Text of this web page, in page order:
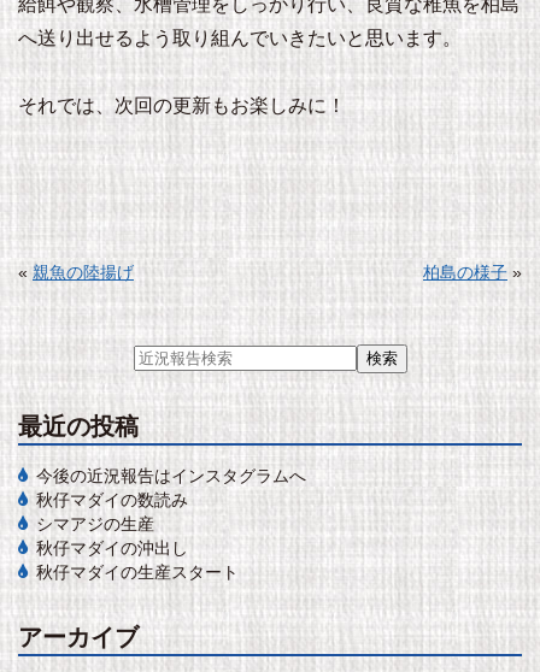
給餌や観察、水槽管理をしっかり行い、良質な稚魚を柏島
へ送り出せるよう取り組んでいきたいと思います。
それでは、次回の更新もお楽しみに！
« 親魚の陸揚げ 柏島の様子 »
最近の投稿
今後の近況報告はインスタグラムへ
秋仔マダイの数読み
シマアジの生産
秋仔マダイの沖出し
秋仔マダイの生産スタート
アーカイブ